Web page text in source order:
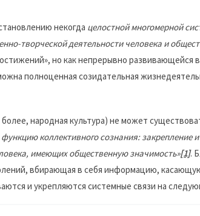
некогда целостной многомерной
творческой деятельности человека и
но как непрерывно развивающейся
полноценная созидательная
народная культура) не может
коллективного сознания: закрепление
имеющих общественную значимость»[1].
вбирающая в себя информацию,
и укрепляются системные связи на